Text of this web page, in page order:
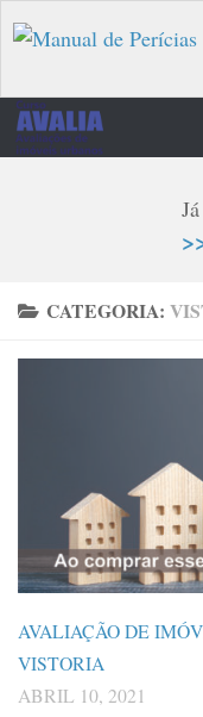
Skip to content
CATEGORIA:
AVALIAÇÃO DE
VISTORIA
ABRIL 10, 2021